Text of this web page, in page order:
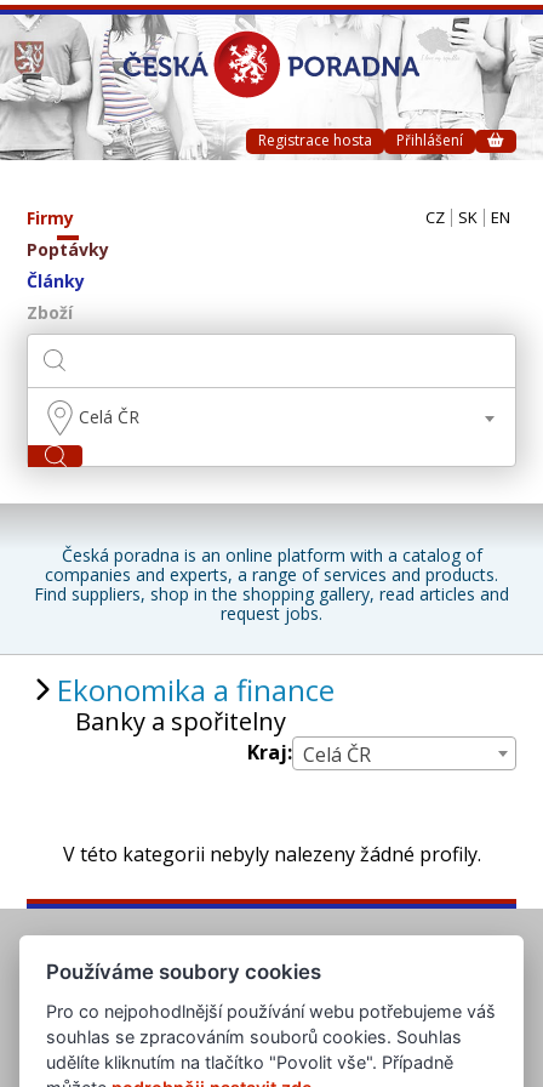
Registrace hosta Přihlášení
Firmy
Poptávky
Články
Zboží
CZ SK EN
Celá ČR
Česká poradna is an online platform with a catalog of
companies and experts, a range of services and products.
Find suppliers, shop in the shopping gallery, read articles and
request jobs.
Ekonomika a finance
Banky a spořitelny
Kraj: Celá ČR
V této kategorii nebyly nalezeny žádné profily.
Používáme soubory cookies
Pro co nejpohodlnější používání webu potřebujeme váš
souhlas se zpracováním souborů cookies. Souhlas
udělíte kliknutím na tlačítko "Povolit vše". Případně